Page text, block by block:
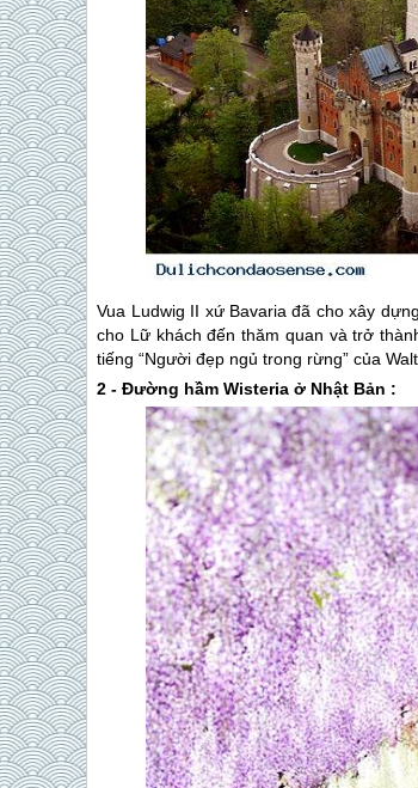
Vua Ludwig II xứ Bavaria đã cho xây
cho Lữ khách đến thăm quan và trở
tiếng “Người đẹp ngủ trong rừng” của
2 - Đường hầm Wisteria ở Nhật Bản :